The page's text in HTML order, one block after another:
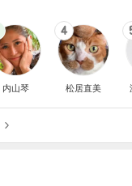
内山琴
4
松居直美